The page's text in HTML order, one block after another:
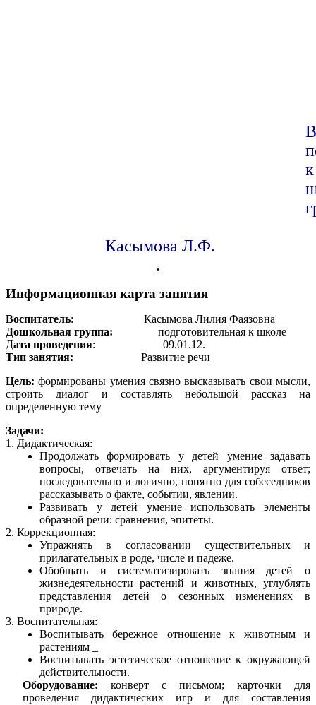
к
Касымова Л.Ф.
.
Информационная карта занятия
Воспитатель: Касымова Лилия Фаязовна
Дошкольная группа: подготовительная к школе
Дата проведения: 09.01.12.
Тип занятия: Развитие речи
Цель:формированы умения связно высказывать свои мысли,
строить диалог и составлять небольшой рассказ на
определенную тему
Задачи:
1. Дидактическая:
Продолжать формировать у детей умение задавать
вопросы, отвечать на них, аргументируя ответ;
последовательно и логично, понятно для собеседников
рассказывать о факте, событии, явлении.
Развивать у детей умение использовать элементы
образной речи: сравнения, эпитеты.
2. Коррекционная:
Упражнять в согласовании существительных и
прилагательных в роде, числе и падеже.
Обобщать и систематизировать знания детей о
жизнедеятельности растений и животных, углублять
представления детей о сезонных изменениях в
природе.
3. Воспитательная:
Воспитывать бережное отношение к животным и
растениям
Воспитывать эстетическое отношение к окружающей
действительности.
Оборудование: конверт с письмом; карточки для
проведения дидактических игр и для составления